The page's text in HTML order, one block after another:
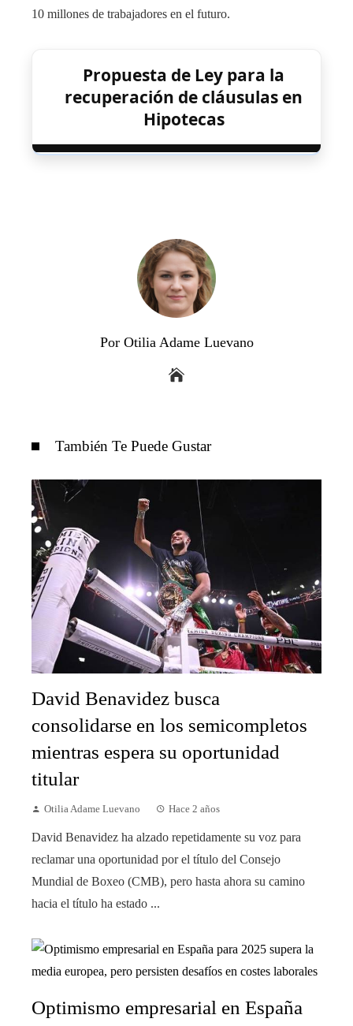
10 millones de trabajadores en el futuro.
Propuesta de Ley para la
recuperación de cláusulas en
Hipotecas
Por Otilia Adame Luevano
También Te Puede Gustar
David Benavidez busca
consolidarse en los semicompletos
mientras espera su oportunidad
titular
Otilia Adame Luevano Hace 2 años
David Benavidez ha alzado repetidamente su voz para
reclamar una oportunidad por el título del Consejo
Mundial de Boxeo (CMB), pero hasta ahora su camino
hacia el título ha estado ...
Optimismo empresarial en España